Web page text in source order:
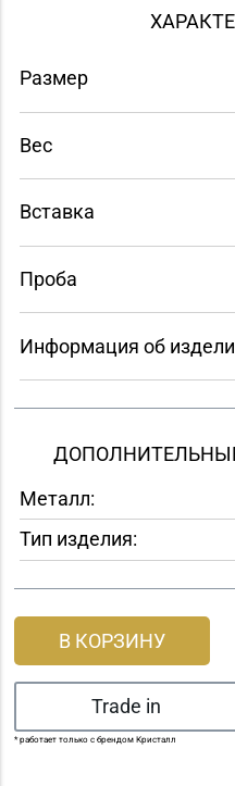
Размер
Вес
Вставка
Проба
Информация об
Металл:
Тип изделия:
В КОРЗИНУ
Trade in
* работает только с брендом Кристалл